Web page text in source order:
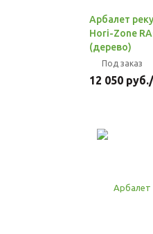
Арбалет
Hori-Zone
(дерево)
Под заказ
12 050 руб.